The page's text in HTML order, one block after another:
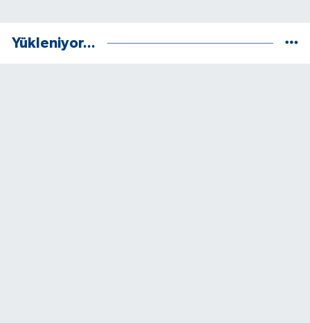
Yükleniyor...